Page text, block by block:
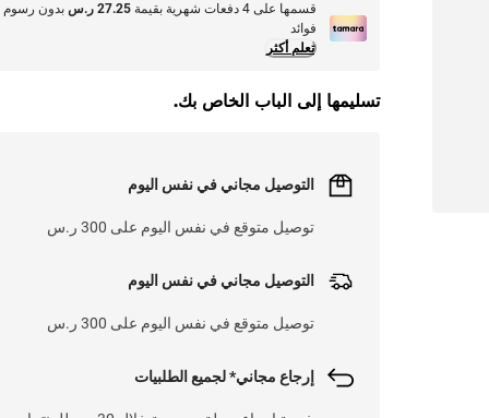
قسمها على 4 دفعات شهرية بقيمة
27.25 ر.س
بدون رسوم
فوائد
تعلم أكثر
تسليمها إلى الباب الخاص بك.
التوصيل مجاني في نفس اليوم
توصيل متوقع في نفس اليوم على 300 ر.س
التوصيل مجاني في نفس اليوم
توصيل متوقع في نفس اليوم على 300 ر.س
إرجاع مجاني* لجميع الطلبيات